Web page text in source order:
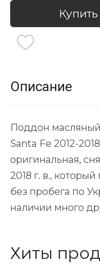
Купить
Описание
Поддон
Santa Fe 2012-
оригинальная,
2018 г. в.,
без пробега по
наличии много
Хиты